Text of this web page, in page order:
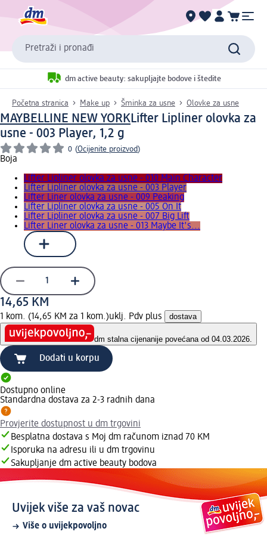
Pretraži i pronađi
dm active beauty: sakupljajte bodove i štedite
Početna stranica Make up Šminka za usne Olovke za usne
MAYBELLINE NEW YORKLifter Lipliner olovka za
usne - 003 Player, 1,2 g
0 (Ocijenite proizvod)
Boja
Lifter Lipliner olovka za usne - 010 Main Character
Lifter Lipliner olovka za usne - 003 Player
Lifter Liner olovka za usne - 009 Peaking
Lifter Lipliner olovka za usne - 005 On It
Lifter Lipliner olovka za usne - 007 Big Lift
Lifter Liner olovka za usne - 013 Maybe It's...
14,65 KM
1 kom. (14,65 KM za 1 kom.)uklj. Pdv plus dostava
dm stalna cijenanije povećana od 04.03.2026.
Dodati u korpu
Dostupno online
Standardna dostava za 2-3 radnih dana
Provjerite dostupnost u dm trgovini
Besplatna dostava s Moj dm računom iznad 70 KM
Isporuka na adresu ili u dm trgovinu
Sakupljanje dm active beauty bodova
Uvijek više za vaš novac
Više o uvijekpovoljno